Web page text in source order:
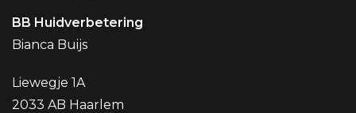
BB Huidverbetering
Bianca Buijs
Liewegje 1A
2033 AB Haarlem